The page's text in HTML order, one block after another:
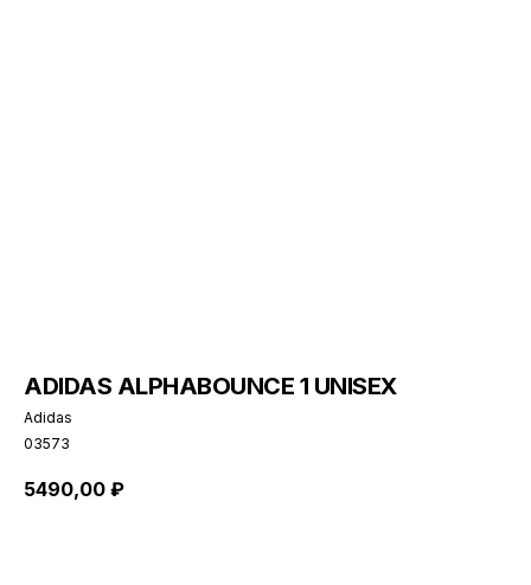
ADIDAS ALPHABOUNCE 1 UNISEX
Adidas
03573
5490,00 ₽